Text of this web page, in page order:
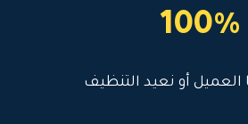
100%
أو نعيد التنظيف